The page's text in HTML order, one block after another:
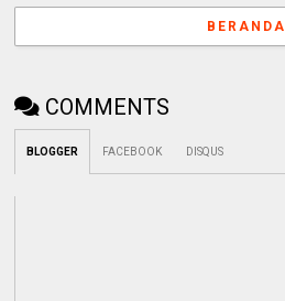
BERANDA
COMMENTS
BLOGGER FACEBOOK DISQUS